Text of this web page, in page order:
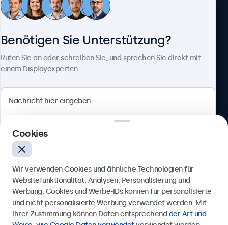
Kundenservice
Berliner Allee 59, 40212 Düsseldorf, Deutschland
Deutsch
Benötigen Sie Unterstützung?
Rufen Sie an oder schreiben Sie, und sprechen Sie direkt mit
einem Displayexperten.
Anfrage senden
Cookies
Wir verwenden Cookies und ähnliche Technologien für
Websitefunktionalität, Analysen, Personalisierung und
Werbung. Cookies und Werbe-IDs können für personalisierte
und nicht personalisierte Werbung verwendet werden. Mit
Ihrer Zustimmung können Daten entsprechend der Art und